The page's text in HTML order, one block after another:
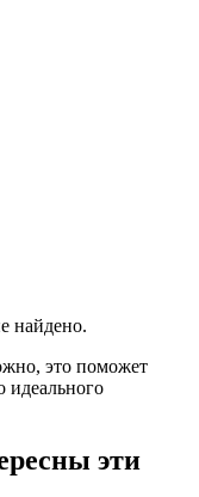
найдено.
это поможет
идеального
эти